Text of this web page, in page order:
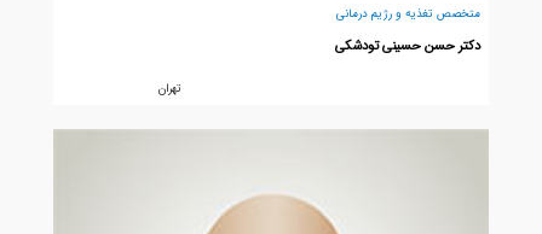
متخصص تغذیه و رژیم درمانی
دکتر حسن حسینی تودشکی
تهران